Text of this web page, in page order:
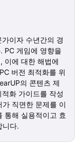
이자 수년간의 경
PC 게임에 영향을
이에 대한 해법에
버전 최적화를 위
의 콘텐츠 제
화 가이드를 작성
직면한 문제를 이
통해 실용적이고 효
니다.